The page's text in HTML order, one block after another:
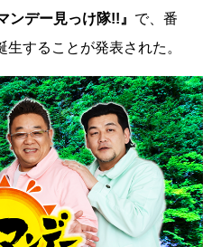
ンデー見っけ隊!!』 で、番
することが発表された。